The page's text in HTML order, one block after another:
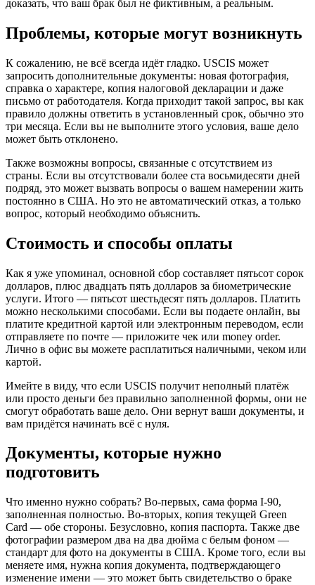
доказать, что ваш брак был не фиктивным, а реальным.
Проблемы, которые могут возникнуть
К сожалению, не всё всегда идёт гладко. USCIS может
запросить дополнительные документы: новая фотография,
справка о характере, копия налоговой декларации и даже
письмо от работодателя. Когда приходит такой запрос, вы как
правило должны ответить в установленный срок, обычно это
три месяца. Если вы не выполните этого условия, ваше дело
может быть отклонено.
Также возможны вопросы, связанные с отсутствием из
страны. Если вы отсутствовали более ста восьмидесяти дней
подряд, это может вызвать вопросы о вашем намерении жить
постоянно в США. Но это не автоматический отказ, а только
вопрос, который необходимо объяснить.
Стоимость и способы оплаты
Как я уже упоминал, основной сбор составляет пятьсот сорок
долларов, плюс двадцать пять долларов за биометрические
услуги. Итого — пятьсот шестьдесят пять долларов. Платить
можно несколькими способами. Если вы подаете онлайн, вы
платите кредитной картой или электронным переводом, если
отправляете по почте — приложите чек или money order.
Лично в офис вы можете расплатиться наличными, чеком или
картой.
Имейте в виду, что если USCIS получит неполный платёж
или просто деньги без правильно заполненной формы, они не
смогут обработать ваше дело. Они вернут ваши документы, и
вам придётся начинать всё с нуля.
Документы, которые нужно
подготовить
Что именно нужно собрать? Во-первых, сама форма I-90,
заполненная полностью. Во-вторых, копия текущей Green
Card — обе стороны. Безусловно, копия паспорта. Также две
фотографии размером два на два дюйма с белым фоном —
стандарт для фото на документы в США. Кроме того, если вы
меняете имя, нужна копия документа, подтверждающего
изменение имени — это может быть свидетельство о браке